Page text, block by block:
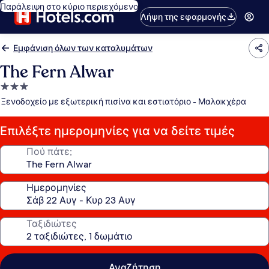
Παράλειψη στο κύριο περιεχόμενο
Λήψη της εφαρμογής
Εμφάνιση όλων των καταλυμάτων
The Fern Alwar
Κατάλυμα
με
αστέρια
Ξενοδοχείο με εξωτερική πισίνα και εστιατόριο - Μαλακχέρα
Επιλέξτε ημερομηνίες για να δείτε τιμές
Πού πάτε;
Ημερομηνίες
Ταξιδιώτες